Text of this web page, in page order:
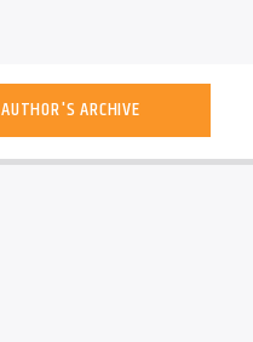
AUTHOR'S ARCHIVE